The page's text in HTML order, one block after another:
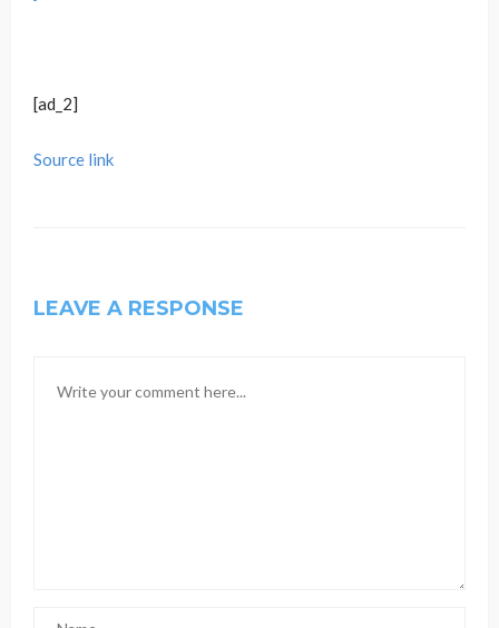
[ad_2]
Source link
LEAVE A RESPONSE